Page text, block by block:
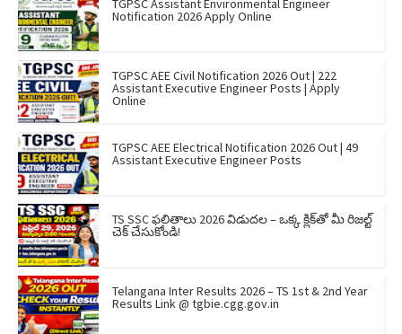
TGPSC Assistant Environmental Engineer
Notification 2026 Apply Online
TGPSC AEE Civil Notification 2026 Out | 222
Assistant Executive Engineer Posts | Apply
Online
TGPSC AEE Electrical Notification 2026 Out | 49
Assistant Executive Engineer Posts
TS SSC ఫలితాలు 2026 విడుదల – ఒక్క క్లిక్‌తో మీ రిజల్ట్
చెక్ చేసుకోండి!
Telangana Inter Results 2026 – TS 1st & 2nd Year
Results Link @ tgbie.cgg.gov.in